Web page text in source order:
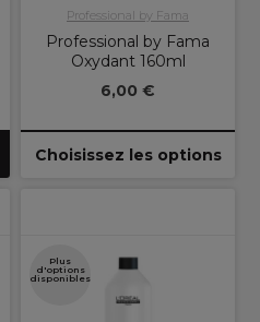
Professional by Fama
Professional by Fama
Oxydant 160ml
6,00 €
Choisissez les options
Plus
d'options
disponibles